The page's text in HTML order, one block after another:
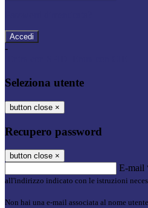
-
Seleziona utente
button close ×
Recupero password
button close ×
E-mail
all'indirizzo indicato con le istruzioni
Non hai una e-mail associata al nome